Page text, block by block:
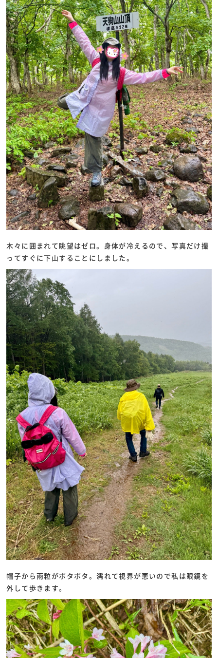
木々に囲まれて眺望はゼロ。身体が冷えるので、写真だけ撮
ってすぐに下山することにしました。
帽子から雨粒がボタボタ。濡れて視界が悪いので私は眼鏡を
外して歩きます。